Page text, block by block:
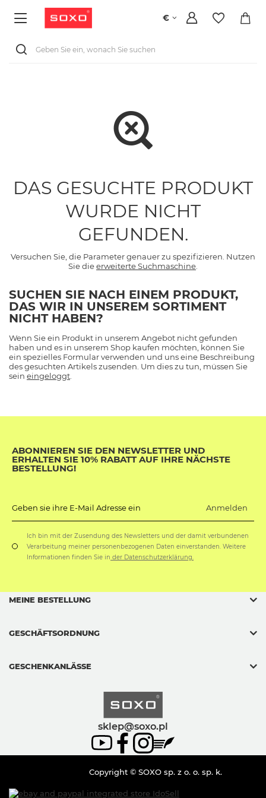
€
DAS GESUCHTE PRODUKT
WURDE NICHT
GEFUNDEN.
Versuchen Sie, die Parameter genauer zu spezifizieren. Nutzen
Sie dieerweiterte Suchmaschine
SUCHEN SIE NACH EINEM PRODUKT,
DAS WIR IN UNSEREM SORTIMENT
NICHT HABEN?
Wenn Sie ein Produkt in unserem Angebot nicht gefunden
haben und es in unserem Shop kaufen möchten, können Sie
ein spezielles Formular verwenden und uns eine Beschreibung
des gesuchten Artikels zusenden. Um dies zu tun, müssen Sie
sein eingeloggt
ABONNIEREN SIE DEN NEWSLETTER UND
ERHALTEN SIE 10% RABATT AUF IHRE NÄCHSTE
BESTELLUNG!
Geben sie ihre E-Mail Adresse ein Anmelden
Ich bin mit der Zusendung des Newsletters und der damit verbundenen
Verarbeitung meiner personenbezogenen Daten einverstanden. Weitere
Informationen finden Sie in der Datenschutzerklärung.
sklep@soxo.pl
MEINE BESTELLUNG
GESCHÄFTSORDNUNG
GESCHENKANLÄSSE
Copyright © SOXO sp. z o. o. sp. k.